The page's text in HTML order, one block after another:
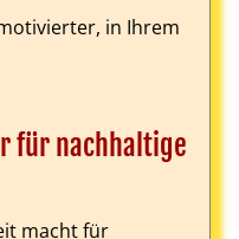
in Ihrem
für nachhaltige
macht für